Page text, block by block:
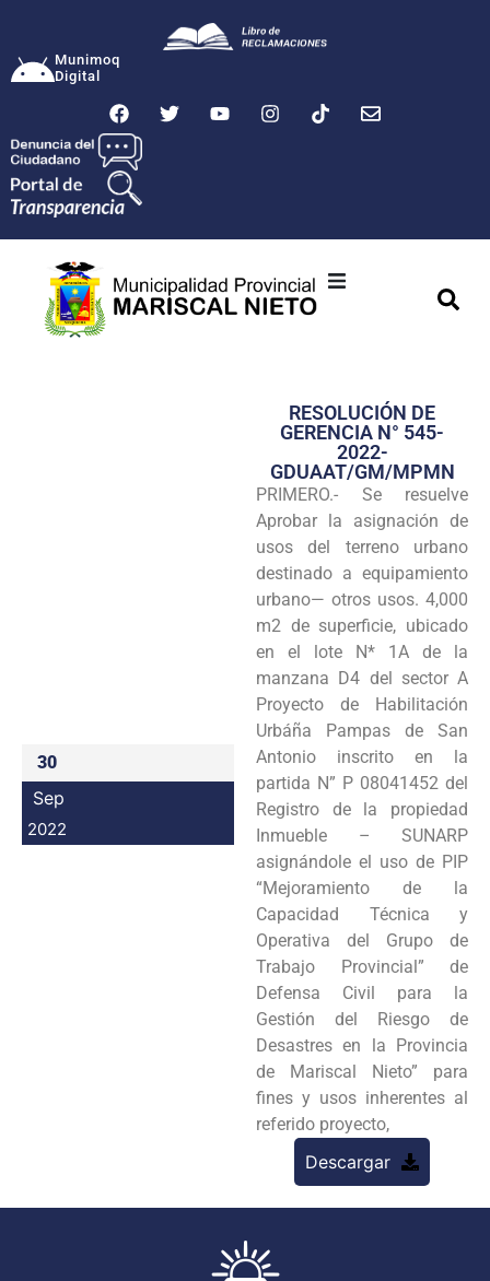
Munimoq
Digital
Transparencia
Seguridad
Programas
Intranet
30
Sep
2022
RESOLUCIÓN DE
GERENCIA N° 545-
2022-
GDUAAT/GM/MPMN
PRIMERO.- Se resuelve
Aprobar la asignación de
usos del terreno urbano
destinado a equipamiento
urbano— otros usos. 4,000
m2 de superficie, ubicado
en el lote N* 1A de la
manzana D4 del sector A
Proyecto de Habilitación
Urbáña Pampas de San
Antonio inscrito en la
partida N” P 08041452 del
Registro de la propiedad
Inmueble – SUNARP
asignándole el uso de PIP
“Mejoramiento de la
Capacidad Técnica y
Operativa del Grupo de
Trabajo Provincial” de
Defensa Civil para la
Gestión del Riesgo de
Desastres en la Provincia
de Mariscal Nieto” para
fines y usos inherentes al
referido proyecto,
Descargar